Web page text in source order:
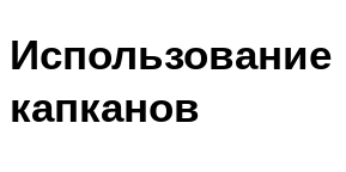
Использование
капканов